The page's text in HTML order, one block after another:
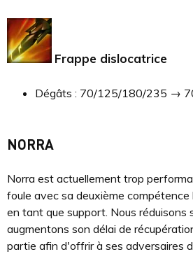
Frappe dislocatrice
Dégâts : 70/125/180/235 →
NORRA
Norra est actuellement trop
foule avec sa deuxième
en tant que support. Nous réduisons
augmentons son délai de
partie afin d'offrir à ses adversaires